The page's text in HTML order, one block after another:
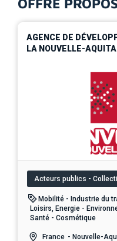
OFFRE
AGENCE DE
LA NOUVELLE-
Acteurs publics -
Mobilité - Industrie du
Loisirs, Energie -
Santé - Cosmétique
France - Nouvelle-